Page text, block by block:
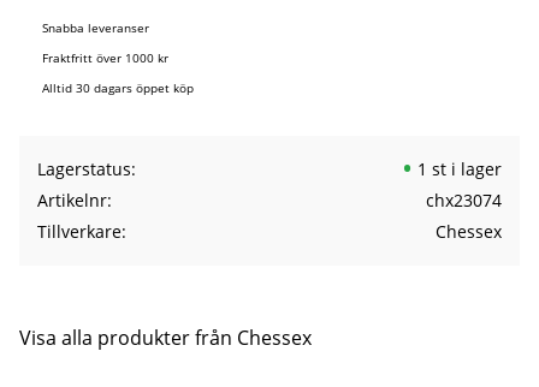
Snabba leveranser
Fraktfritt över 1000 kr
Alltid 30 dagars öppet köp
Lagerstatus
1 st i lager
Artikelnr
chx23074
Tillverkare
Chessex
Visa alla produkter från Chessex